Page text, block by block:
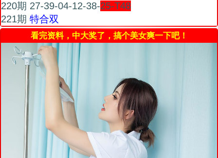
220期 27-39-04-12-38-25-T48
221期 特合双
看完资料，中大奖了，搞个美女爽一下吧！